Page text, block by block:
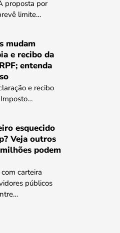
proposta por
limite…
mudam
e recibo da
entenda
e recibo
esquecido
Veja outros
podem
carteira
públicos